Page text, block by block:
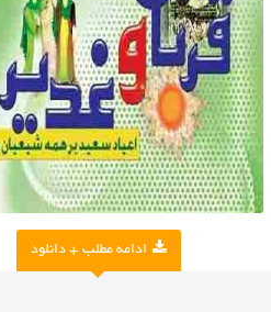
ادامه مطلب + دانلود